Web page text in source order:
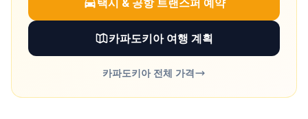
택시 & 공항 트랜스퍼 예약
카파도키아 여행 계획
카파도키아 전체 가격